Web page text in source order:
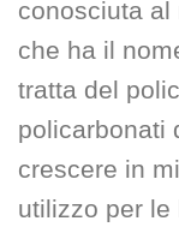
conosciuta al
che ha il
tratta del
policarbonati
crescere in
utilizzo per le